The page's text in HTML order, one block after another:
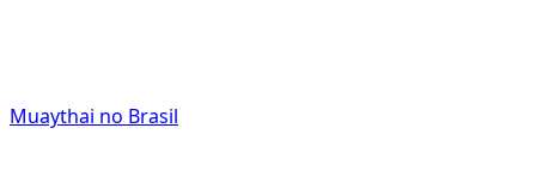
Muaythai no Brasil